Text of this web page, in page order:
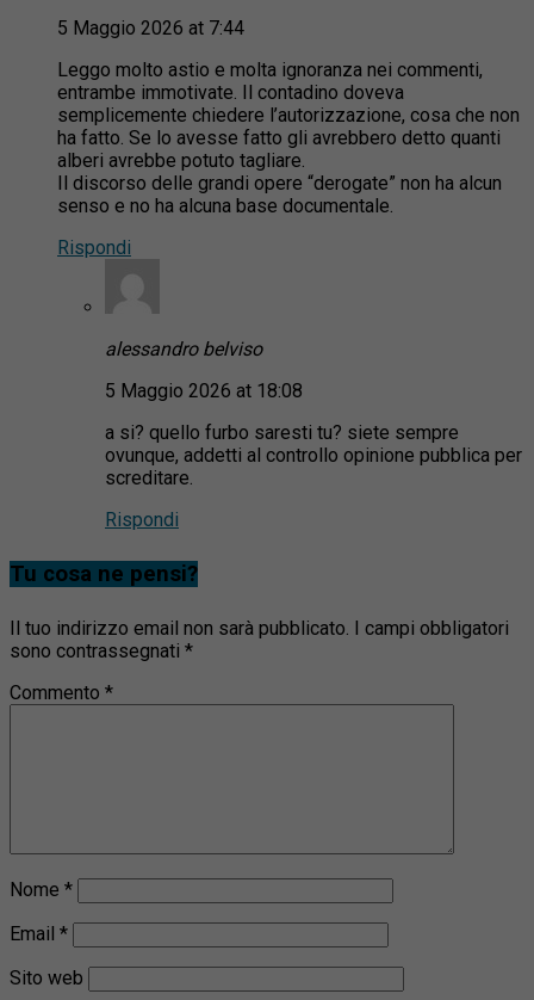
5 Maggio 2026 at 7:44
Leggo molto astio e molta ignoranza nei commenti,
entrambe immotivate. Il contadino doveva
semplicemente chiedere l’autorizzazione, cosa che non
ha fatto. Se lo avesse fatto gli avrebbero detto quanti
alberi avrebbe potuto tagliare.
Il discorso delle grandi opere “derogate” non ha alcun
senso e no ha alcuna base documentale.
Rispondi
alessandro belviso
5 Maggio 2026 at 18:08
a si? quello furbo saresti tu? siete sempre
ovunque, addetti al controllo opinione pubblica per
screditare.
Rispondi
Tu cosa ne pensi?
Il tuo indirizzo email non sarà pubblicato. I campi obbligatori
sono contrassegnati *
Commento *
Nome *
Email *
Sito web